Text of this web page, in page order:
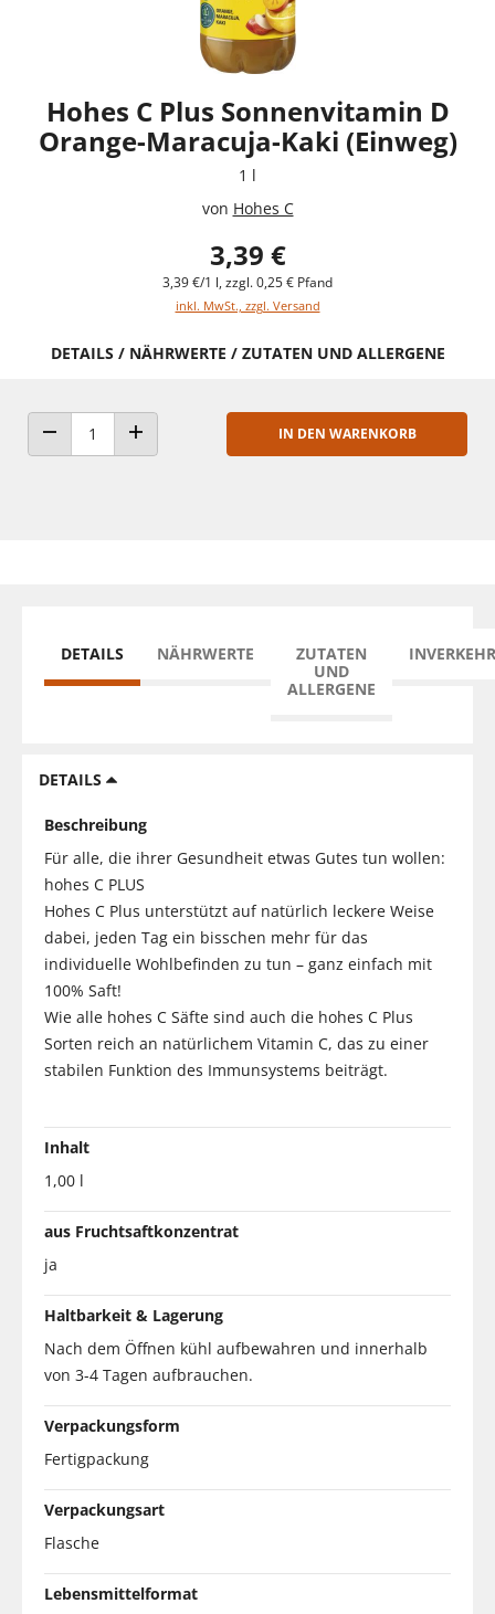
Hohes C Plus Sonnenvitamin D
Orange-Maracuja-Kaki (Einweg)
1 l
von Hohes C
3,39 €
3,39 €/1 l, zzgl. 0,25 € Pfand
inkl. MwSt., zzgl. Versand
DETAILS / NÄHRWERTE / ZUTATEN UND ALLERGENE
ANZAHL VERRINGERNANZAHL ERHÖHEN
IN DEN WARENKORB
DETAILS NÄHRWERTE
ZUTATEN
UND
ALLERGENE
DETAILS
Beschreibung
Für alle, die ihrer Gesundheit etwas Gutes tun wollen:
hohes C PLUS
Hohes C Plus unterstützt auf natürlich leckere Weise
dabei, jeden Tag ein bisschen mehr für das
individuelle Wohlbefinden zu tun – ganz einfach mit
100% Saft!
Wie alle hohes C Säfte sind auch die hohes C Plus
Sorten reich an natürlichem Vitamin C, das zu einer
stabilen Funktion des Immunsystems beiträgt.
Inhalt
1,00 l
aus Fruchtsaftkonzentrat
ja
Haltbarkeit & Lagerung
Nach dem Öffnen kühl aufbewahren und innerhalb
von 3-4 Tagen aufbrauchen.
Verpackungsform
Fertigpackung
Verpackungsart
Flasche
Lebensmittelformat